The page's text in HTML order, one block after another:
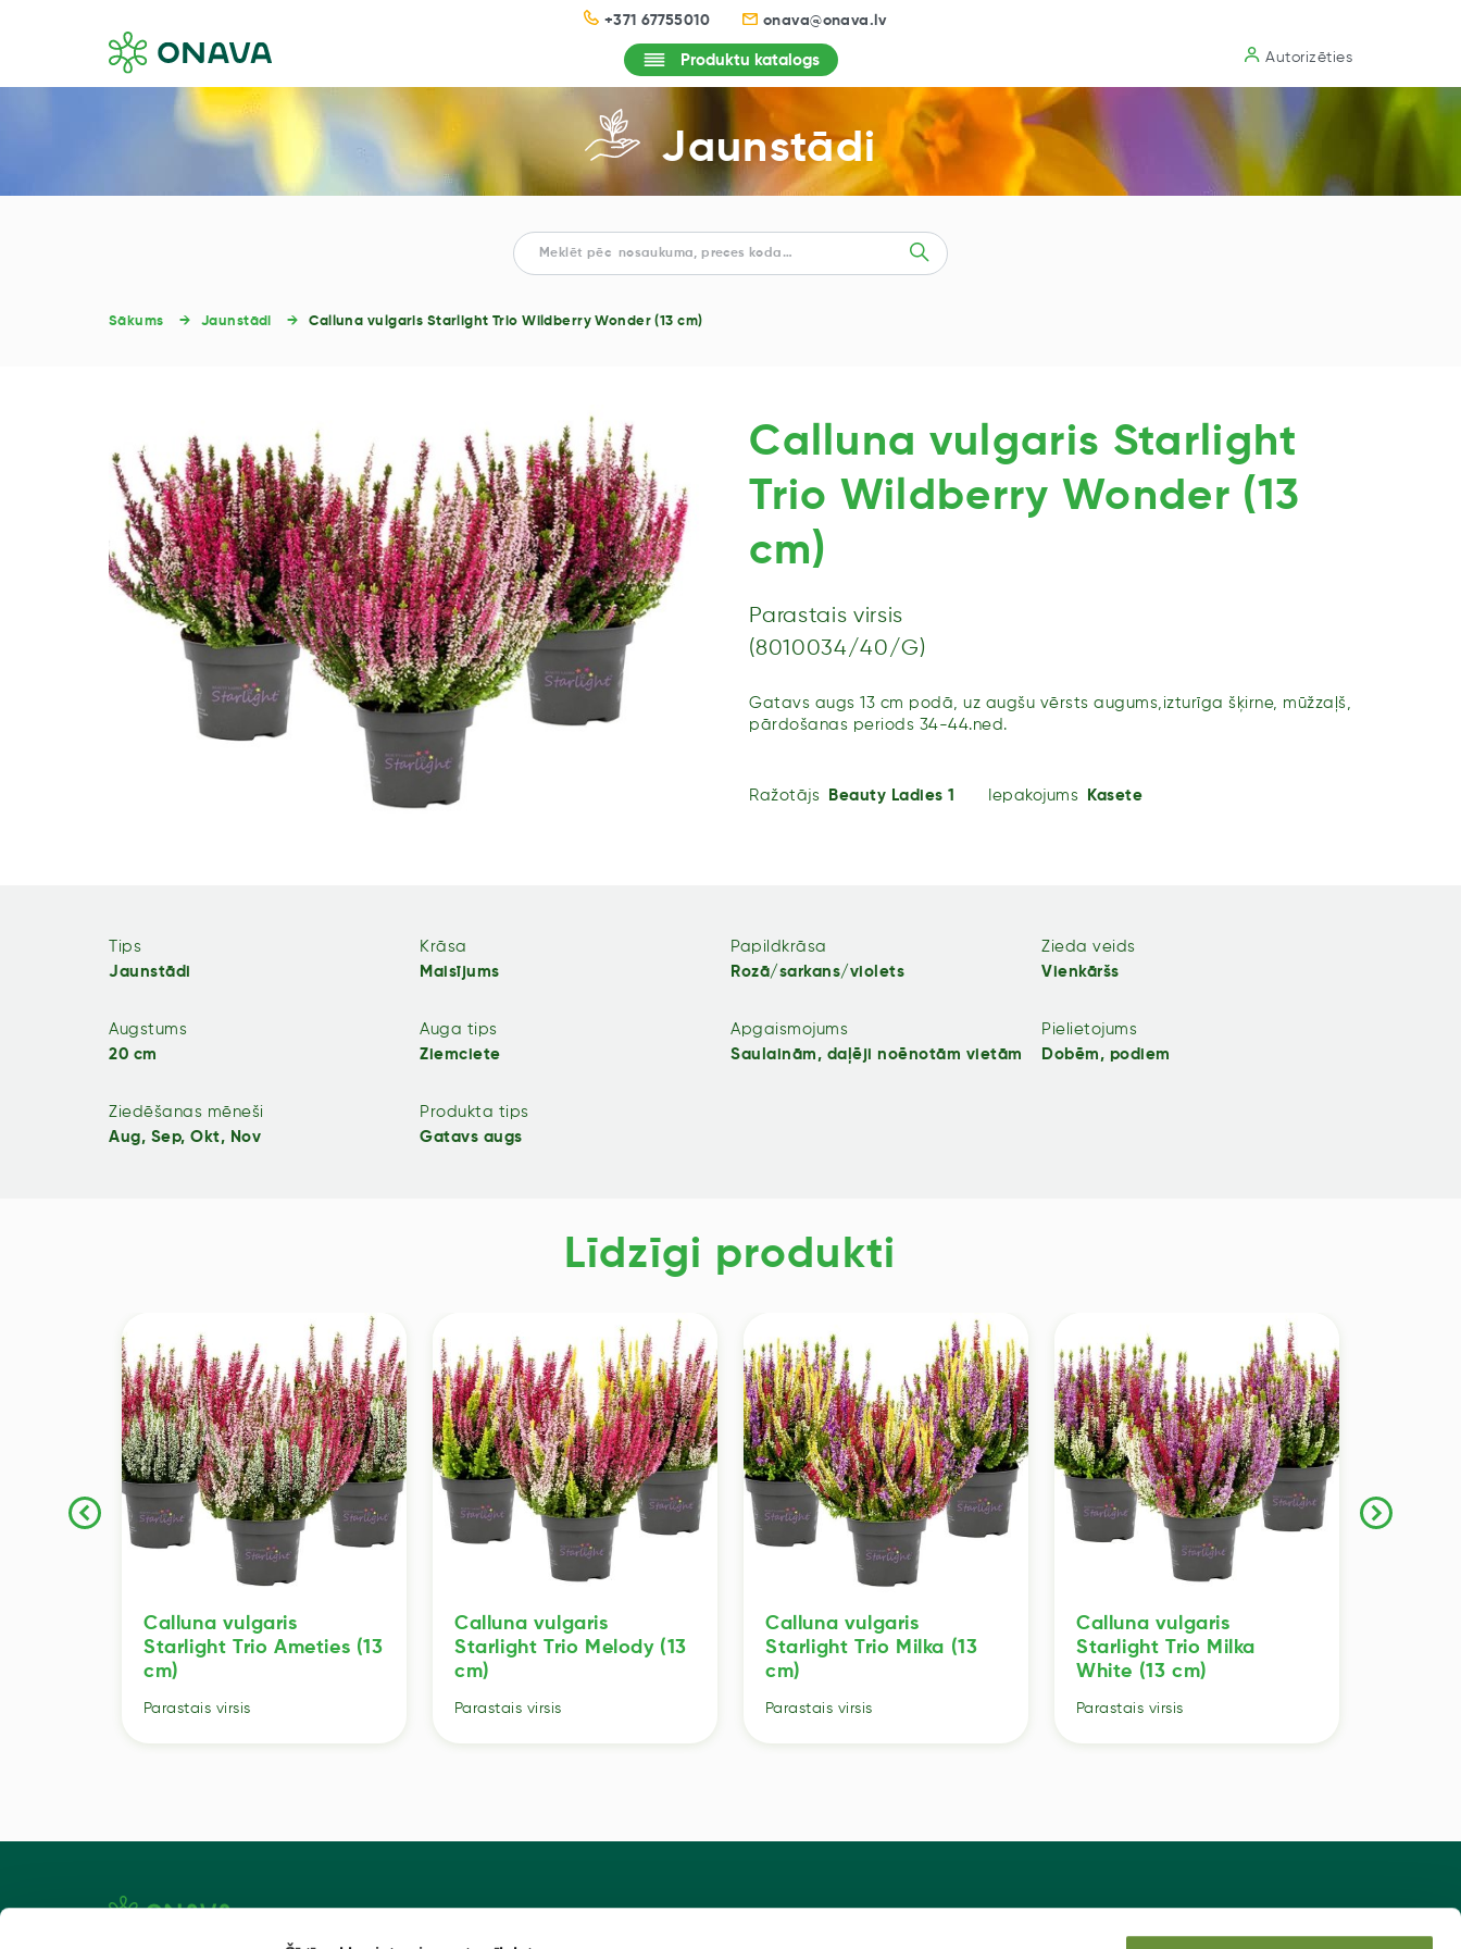
+371 67755010 onava@onava.lv
Produktu katalogs Autorizēties
Jaunstādi
Sākums Jaunstādi Calluna vulgaris Starlight Trio Wildberry Wonder (13 cm)
Calluna vulgaris Starlight
Trio Wildberry Wonder (13
cm)
Parastais virsis
(8010034/40/G)
Gatavs augs 13 cm podā, uz augšu vērsts augums,izturīga šķirne, mūžzaļš,
pārdošanas periods 34-44.ned.
Ražotājs Beauty Ladies 1 Iepakojums Kasete
Tips
Jaunstādi
Krāsa
Maisījums
Papildkrāsa
Rozā/sarkans/violets
Zieda veids
Vienkāršs
Augstums
20 cm
Auga tips
Ziemciete
Apgaismojums
Saulainām, daļēji noēnotām vietām
Pielietojums
Dobēm, podiem
Ziedēšanas mēneši
Aug, Sep, Okt, Nov
Produkta tips
Gatavs augs
Līdzīgi produkti
Calluna vulgaris
Starlight Trio Ameties (13
cm)
Parastais virsis
Calluna vulgaris
Starlight Trio Melody (13
cm)
Parastais virsis
Calluna vulgaris
Starlight Trio Milka (13
cm)
Parastais virsis
Calluna vulgaris
Starlight Trio Milka
White (13 cm)
Parastais virsis